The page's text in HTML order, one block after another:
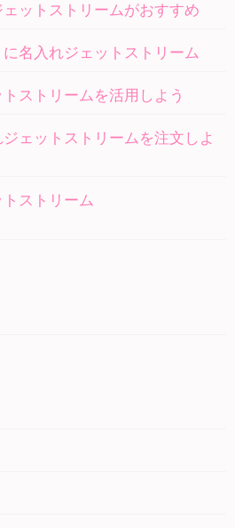
ットストリームがおすすめ
名入れジェットストリーム
ストリームを活用しよう
ェットストリームを注文しよ
ストリーム